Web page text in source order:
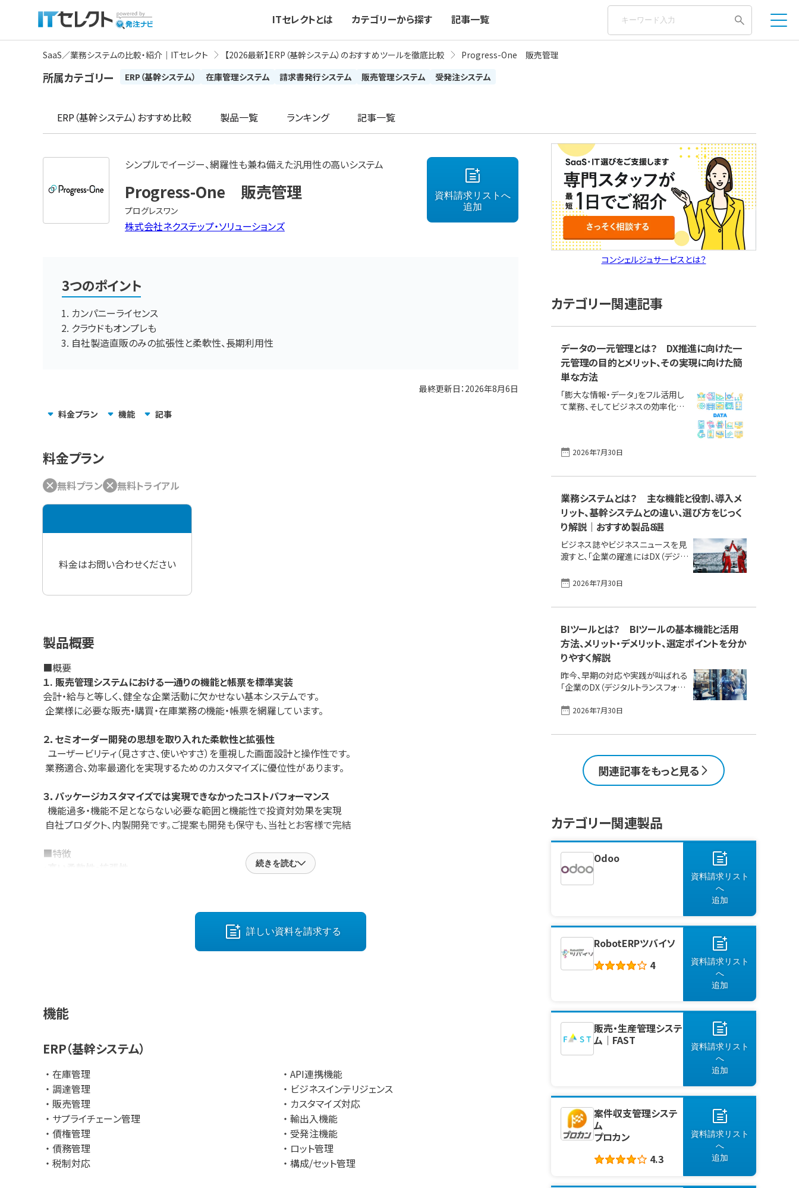
ITセレクトとは カテゴリーから探す 記事一覧
SaaS／業務システムの比較・紹介｜ITセレクト 【2026最新】ERP（基幹システム）のおすすめツールを徹底比較 Progress-One 販売管理
所属カテゴリー ERP（基幹システム） 在庫管理システム 請求書発行システム 販売管理システム 受発注システム
ERP（基幹システム） おすすめ比較 製品一覧 ランキング 記事一覧
シンプルでイージー、網羅性も兼ね備えた汎用性の高いシステム
Progress-One 販売管理
プログレスワン
株式会社ネクステップ・ソリューションズ
資料請求リストへ
追加
3つのポイント
カンパニーライセンス
クラウドもオンプレも
自社製造直販のみの拡張性と柔軟性、長期利用性
最終更新日： 2026年8月6日
料金プラン 機能 記事
料金プラン
無料プラン 無料トライアル
料金はお問い合わせください
製品概要
■概要
１. 販売管理システムにおける一通りの機能と帳票を標準実装
会計・給与と等しく、健全な企業活動に欠かせない基本システムです。
企業様に必要な販売・購買・在庫業務の機能・帳票を網羅しています。
２．セミオーダー開発の思想を取り入れた柔軟性と拡張性
ユーザービリティ（見さすさ、使いやすさ）を重視した画面設計と操作性です。
業務適合、効率最適化を実現するためのカスタマイズに優位性があります。
３．パッケージカスタマイズでは実現できなかったコストパフォーマンス
機能過多・機能不足とならない必要な範囲と機能性で投資対効果を実現
自社プロダクト、内製開発です。ご提案も開発も保守も、当社とお客様で完結
■特徴
データを自由に抽出・活用できる。周辺システムとの連携が可能。
内製保守による長期継続利用を担保、投資対効果を高めます。
続きを読む
詳しい資料を請求する
機能
ERP（基幹システム）
在庫管理
調達管理
販売管理
サプライチェーン管理
債権管理
債務管理
税制対応
API連携機能
ビジネスインテリジェンス
カスタマイズ対応
輸出入機能
受発注機能
ロット管理
構成/セット管理
コンシェルジュサービスとは？
カテゴリー関連記事
データの一元管理とは？ DX推進に向けた一
元管理の目的とメリット、その実現に向けた簡
単な方法
「膨大な情報・データ」をフル活用し
て業務、そしてビジネスの効率化を
する要となっています。データをいか
できるかが競争力強化に直結する
門が連携して取り組む必要がありま
す。 この記事では、データを一元管
理する背景と目的、従来の方法との
導入で実現する方法を深堀りして解
説します。自社全体のDX推進に向
得ていただければ幸いです。併せて
製品を探し [&hellip;]
2026年7月30日
業務システムとは？ 主な機能と役割、導入メ
リット、基幹システムとの違い、選び方をじっく
り解説｜おすすめ製品8選
ビジネス誌やビジネスニュースを見
渡すと、「企業の躍進にはDX（デジタ
務」などと声高に叫ばれています。我
る気持ちも分かりますが、もちろんこ
記事では、DX化に対応できる「業務
システム」の基本から、現在主流のク
ラウド型業務システム／基幹システ
ムのメリット、選定のポイントまでを
詳しく紹介します。個人事業主から
中小規模企業も含めて、あなたの会
を見つけるための一助となれば幸
ょう。 「DX化のための業務システム、
[&hellip;]
2026年7月30日
BIツールとは？ BIツールの基本機能と活用
方法、メリット・デメリット、選定ポイントを分か
りやすく解説
昨今、早期の対応や実践が叫ばれる
「企業のDX（デジタルトランスフォー
ていく中でよく登場する「聞き慣れな
において「実はあまり理解していな
れから使っていくかもしれない言
葉」をピックアップし、機能と使い方、
メリット・デメリット、選定ポイントを
Intelligence／ビジネスインテリジ
ェンス）」です。 無料でIT製品選びを
お手伝いします 御社に合ったIT製
品・サービス・会社を厳選してご提案
します。 製品探しを依頼する BIツー
2026年7月30日
関連記事をもっと見る
カテゴリー関連製品
Odoo
資料請求リスト
へ
追加
RobotERPツバイソ
4
資料請求リスト
へ
追加
販売・生産管理システ
ム｜FAST
資料請求リスト
へ
追加
案件収支管理システ
ム
プロカン
4.3
資料請求リスト
へ
追加